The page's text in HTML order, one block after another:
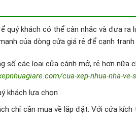
khách có thể cân nhắc và đưa ra
của dòng cửa giá rẻ để cạnh
số các loại cửa cánh mở, rẻ hơn nữa
cua-xep-nhua-nha-ve-
khách lựa chọn
chỉ cần mua về lắp đặt. Với cửa